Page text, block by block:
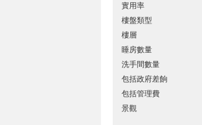
實用率
樓盤類型
樓層
睡房數量
洗手間數量
包括政府差餉
包括管理費
景觀